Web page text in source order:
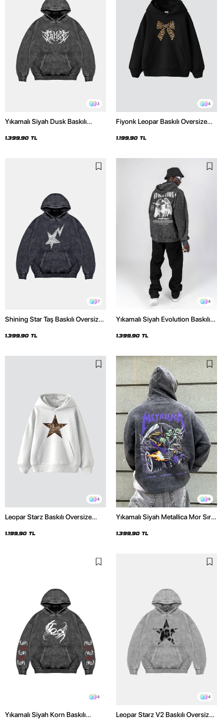
3
Yıkamalı Siyah Dusk Baskılı
1.399,90 TL
4
Fiyonk Leopar Baskılı Oversize
1.199,90 TL
7
Shining Star Taş Baskılı Oversize
Hoodie
1.399,90 TL
4
Yıkamalı Siyah Evolution Baskılı
Hoodie
1.399,90 TL
4
Leopar Starz Baskılı Oversize
1.199,90 TL
9
Yıkamalı Siyah Metallica Mor Sırt
Hoodie
1.399,90 TL
4
Yıkamalı Siyah Korn Baskılı
4
Leopar Starz V2 Baskılı Oversize